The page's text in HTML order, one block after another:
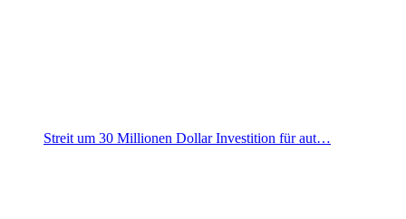
Streit um 30 Millionen Dollar Investition für aut…